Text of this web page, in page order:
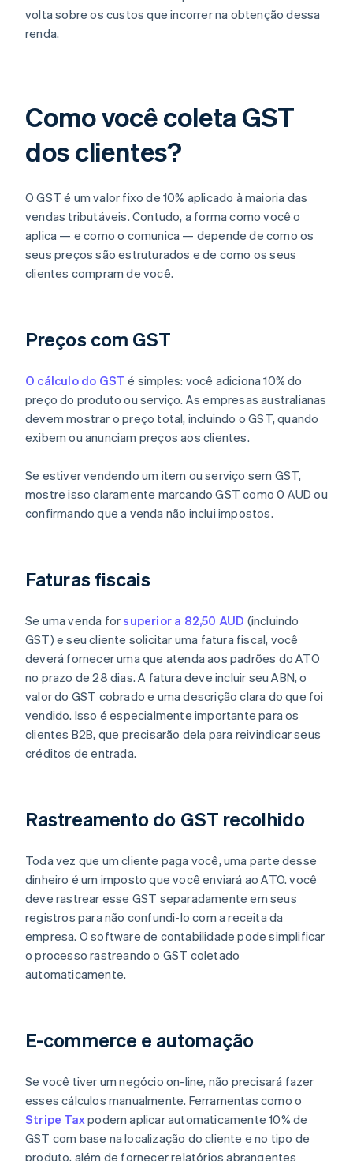
volta sobre os custos que incorrer na obtenção dessa
renda.
Como você coleta GST
dos clientes?
O GST é um valor fixo de 10% aplicado à maioria das
vendas tributáveis. Contudo, a forma como você o
aplica — e como o comunica — depende de como os
seus preços são estruturados e de como os seus
clientes compram de você.
Preços com GST
O cálculo do GST é simples: você adiciona 10% do
preço do produto ou serviço. As empresas australianas
devem mostrar o preço total, incluindo o GST, quando
exibem ou anunciam preços aos clientes.
Se estiver vendendo um item ou serviço sem GST,
mostre isso claramente marcando GST como 0 AUD ou
confirmando que a venda não inclui impostos.
Faturas fiscais
Se uma venda forsuperior a 82,50 AUD (incluindo
GST) e seu cliente solicitar uma fatura fiscal, você
deverá fornecer uma que atenda aos padrões do ATO
no prazo de 28 dias. A fatura deve incluir seu ABN, o
valor do GST cobrado e uma descrição clara do que foi
vendido. Isso é especialmente importante para os
clientes B2B, que precisarão dela para reivindicar seus
créditos de entrada.
Rastreamento do GST recolhido
Toda vez que um cliente paga você, uma parte desse
dinheiro é um imposto que você enviará ao ATO. você
deve rastrear esse GST separadamente em seus
registros para não confundi-lo com a receita da
empresa. O software de contabilidade pode simplificar
o processo rastreando o GST coletado
automaticamente.
E-commerce e automação
Se você tiver um negócio on-line, não precisará fazer
esses cálculos manualmente. Ferramentas como o
Stripe Taxpodem aplicar automaticamente 10% de
GST com base na localização do cliente e no tipo de
produto, além de fornecer relatórios abrangentes